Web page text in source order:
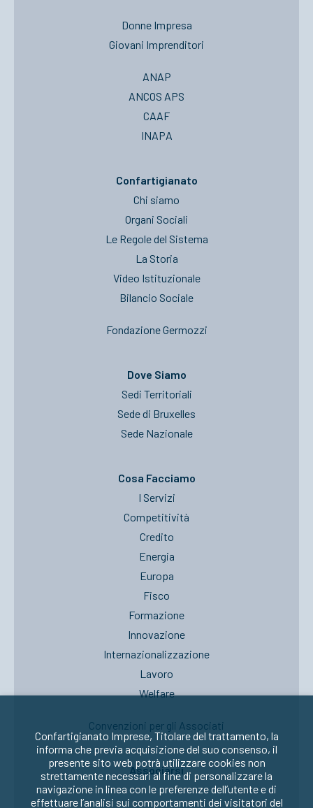
Donne Impresa
Giovani Imprenditori
ANAP
ANCOS APS
CAAF
INAPA
Confartigianato
Chi siamo
Organi Sociali
Le Regole del Sistema
La Storia
Video Istituzionale
Bilancio Sociale
Fondazione Germozzi
Dove Siamo
Sedi Territoriali
Sede di Bruxelles
Sede Nazionale
Cosa Facciamo
I Servizi
Competitività
Credito
Energia
Europa
Fisco
Formazione
Innovazione
Internazionalizzazione
Lavoro
Welfare
Convenzioni per gli Associati
Associarsi
Confartigianato Imprese, Titolare del trattamento, la
informa che previa acquisizione del suo consenso, il
presente sito web potrà utilizzare cookies non
strettamente necessari al fine di personalizzare la
navigazione in linea con le preferenze dell’utente e di
effettuare l’analisi sui comportamenti dei visitatori del